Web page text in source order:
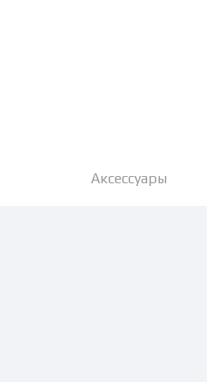
Аксессуары